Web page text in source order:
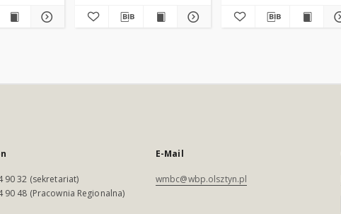
90 32 (sekretariat)
90 48 (Pracownia Regionalna)
E-Mail
wmbc@wbp.olsztyn.pl